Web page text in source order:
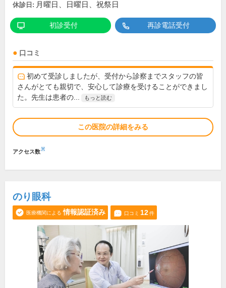
休診日: 月曜日、日曜日、祝祭日
初診受付 再診電話受付
口コミ
初めて受診しましたが、受付から診察までスタッフの皆
さんがとても親切で、安心して診療を受けることができまし
た。先生は患者の...
もっと読む
この医院の詳細をみる
アクセス数※
のり眼科
医療機関による 情報認証済み 口コミ 12件